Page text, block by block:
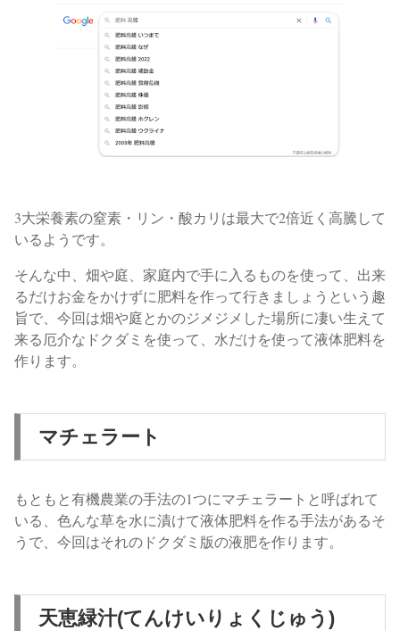
3大栄養素の窒素・リン・酸カリは最大で2倍近く 高騰して
いるようです。
そんな中、畑や庭、家庭内で手に入るものを使って、出来
るだけお金をかけずに肥料を作って行きましょうという趣
旨で、 今回は畑や庭とかのジメジメした場所に凄い生えて
来る厄介なドクダミを使って、水だけを使って液体肥料を
作ります。
マチェラート
もともと有機農業の手法の1つにマチェラートと呼ばれて
いる、色んな草を水に漬けて液体肥料を作る手法があるそ
うで、今回はそれのドクダミ版の液肥を作ります。
天恵緑汁(てんけいりょくじゅう)